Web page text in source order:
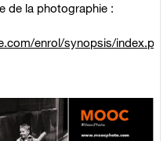
de la photographie :
enrol/synopsis/